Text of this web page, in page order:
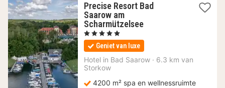
Precise Resort Bad
Saarow am
Scharmützelsee2
vanaf
152,15
€
, 5 Sterren
Geniet van luxe
Hotel in Bad Saarow · 6.3 km van
Storkow
4200 m² spa en wellnessruimte